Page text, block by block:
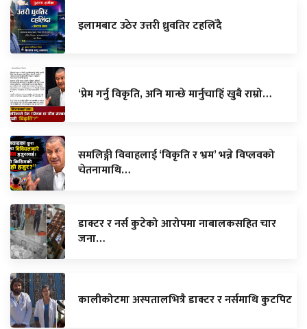
इलामबाट उठेर उत्तरी ध्रुवतिर टहलिँदै
‘प्रेम गर्नु विकृति, अनि मान्छे मार्नुचाहिँ खुबै राम्रो…
समलिङ्गी विवाहलाई ‘विकृति र भ्रम’ भन्ने विप्लवको
चेतनामाथि…
डाक्टर र नर्स कुटेको आरोपमा नाबालकसहित चार
जना…
कालीकोटमा अस्पतालभित्रै डाक्टर र नर्समाथि कुटपिट